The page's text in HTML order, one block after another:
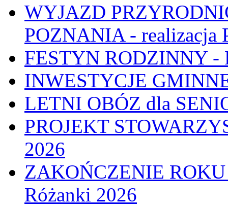
WYJAZD
POZNANIA - realizacja
FESTYN RODZINNY -
INWESTYCJE
LETNI OBÓZ dla
PROJEKT
2026
ZAKOŃCZENIE
Różanki 2026